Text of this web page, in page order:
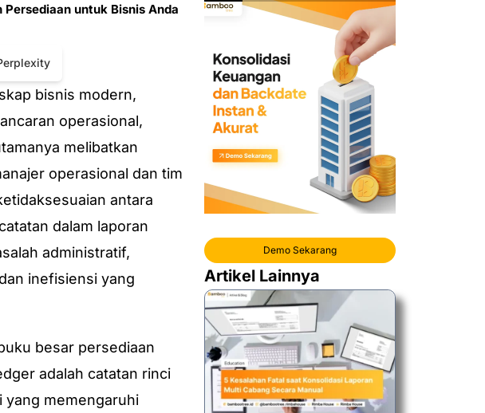
untuk Bisnis Anda
bisnis modern,
operasional,
melibatkan
operasional dan tim
antara
dalam laporan
administratif,
inefisiensi yang
besar persediaan
adalah catatan rinci
yang memengaruhi
Demo Sekarang
Artikel Lainnya